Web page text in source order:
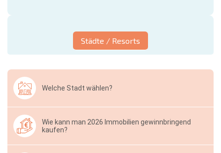
Städte / Resorts
Welche Stadt wählen?
Wie kann man 2026 Immobilien gewinnbringend
kaufen?